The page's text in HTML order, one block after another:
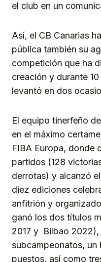
el club en un
Así, el CB Canarias
pública también su
competición que ha
creación y durante
levantó en dos
El equipo tinerfeño
en el máximo
FIBA Europa, donde
partidos (128
derrotas) y alcanzó
diez ediciones
anfitrión y
ganó los dos títulos
2017 y Bilbao 2022),
subcampeonatos,
puestos, así como